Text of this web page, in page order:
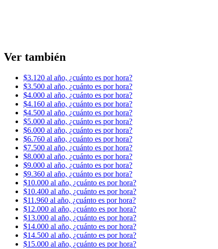
Ver también
$3.120 al año, ¿cuánto es por hora?
$3.500 al año, ¿cuánto es por hora?
$4.000 al año, ¿cuánto es por hora?
$4.160 al año, ¿cuánto es por hora?
$4.500 al año, ¿cuánto es por hora?
$5.000 al año, ¿cuánto es por hora?
$6.000 al año, ¿cuánto es por hora?
$6.760 al año, ¿cuánto es por hora?
$7.500 al año, ¿cuánto es por hora?
$8.000 al año, ¿cuánto es por hora?
$9.000 al año, ¿cuánto es por hora?
$9.360 al año, ¿cuánto es por hora?
$10.000 al año, ¿cuánto es por hora?
$10.400 al año, ¿cuánto es por hora?
$11.960 al año, ¿cuánto es por hora?
$12.000 al año, ¿cuánto es por hora?
$13.000 al año, ¿cuánto es por hora?
$14.000 al año, ¿cuánto es por hora?
$14.500 al año, ¿cuánto es por hora?
$15.000 al año, ¿cuánto es por hora?